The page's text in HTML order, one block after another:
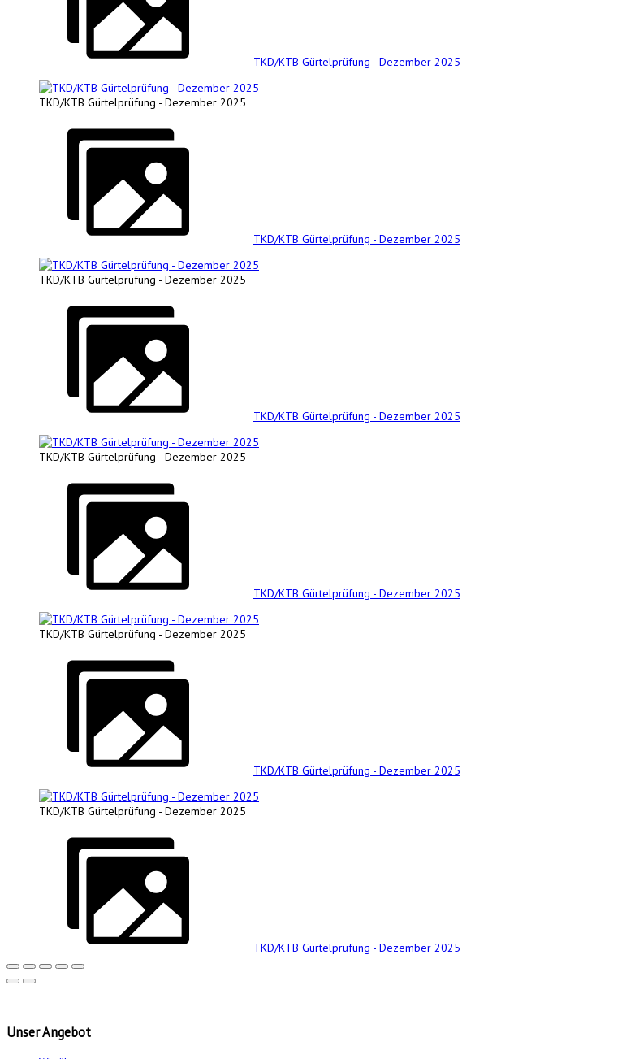
TKD/KTB Gürtelprüfung - Dezember 2025
TKD/KTB Gürtelprüfung - Dezember 2025
TKD/KTB Gürtelprüfung - Dezember 2025
TKD/KTB Gürtelprüfung - Dezember 2025
TKD/KTB Gürtelprüfung - Dezember 2025
TKD/KTB Gürtelprüfung - Dezember 2025
TKD/KTB Gürtelprüfung - Dezember 2025
TKD/KTB Gürtelprüfung - Dezember 2025
TKD/KTB Gürtelprüfung - Dezember 2025
TKD/KTB Gürtelprüfung - Dezember 2025
TKD/KTB Gürtelprüfung - Dezember 2025
UnserAngebot